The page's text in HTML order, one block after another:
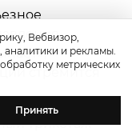
стремится
трикотаж
Вебвизор,
аналитики и рекламы.
метрических
Принять